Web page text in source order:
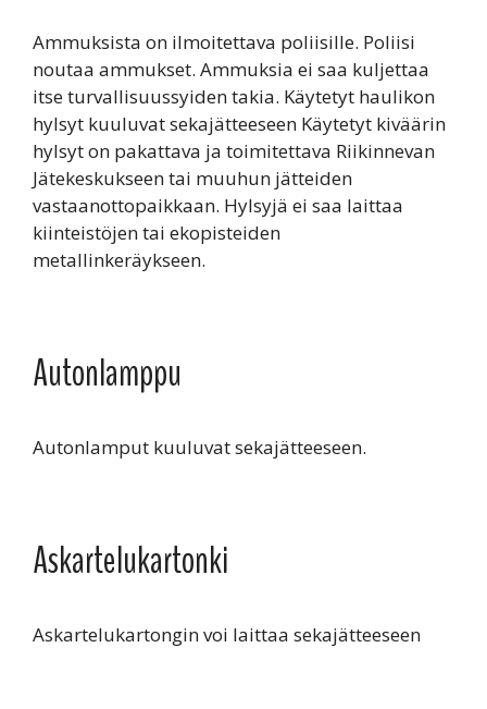
Ammuksista on ilmoitettava poliisille. Poliisi
noutaa ammukset. Ammuksia ei saa kuljettaa
itse turvallisuussyiden takia. Käytetyt haulikon
hylsyt kuuluvat sekajätteeseen Käytetyt kiväärin
hylsyt on pakattava ja toimitettava Riikinnevan
Jätekeskukseen tai muuhun jätteiden
vastaanottopaikkaan. Hylsyjä ei saa laittaa
kiinteistöjen tai ekopisteiden
metallinkeräykseen.
Autonlamppu
Autonlamput kuuluvat sekajätteeseen.
Askartelukartonki
Askartelukartongin voi laittaa sekajätteeseen